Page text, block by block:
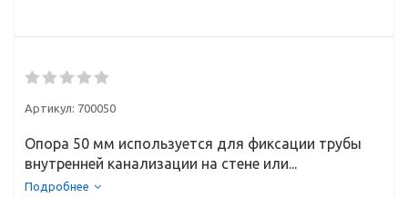
Артикул: 700050
Опора 50 мм используется для фиксации трубы
внутренней канализации на стене или...
Подробнее